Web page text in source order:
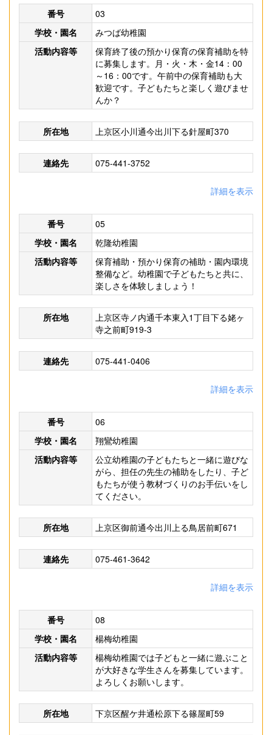
番号
03
学校・園名
みつば幼稚園
活動内容等
保育終了後の預かり保育の保育補助を特
に募集します。月・火・木・金14：00
～16：00です。午前中の保育補助も大
歓迎です。子どもたちと楽しく遊びませ
んか？
所在地 上京区小川通今出川下る針屋町370
連絡先 075-441-3752
詳細を表示
番号
05
学校・園名
乾隆幼稚園
活動内容等
保育補助・預かり保育の補助・園内環境
整備など。幼稚園で子どもたちと共に、
楽しさを体験しましょう！
所在地
上京区寺ノ内通千本東入1丁目下る姥ヶ
寺之前町919-3
連絡先 075-441-0406
詳細を表示
番号
06
学校・園名
翔鸞幼稚園
活動内容等
公立幼稚園の子どもたちと一緒に遊びな
がら、担任の先生の補助をしたり、子ど
もたちが使う教材づくりのお手伝いをし
てください。
所在地 上京区御前通今出川上る鳥居前町671
連絡先 075-461-3642
詳細を表示
番号
08
学校・園名
楊梅幼稚園
活動内容等
楊梅幼稚園では子どもと一緒に遊ぶこと
が大好きな学生さんを募集しています。
よろしくお願いします。
所在地 下京区醒ケ井通松原下る篠屋町59